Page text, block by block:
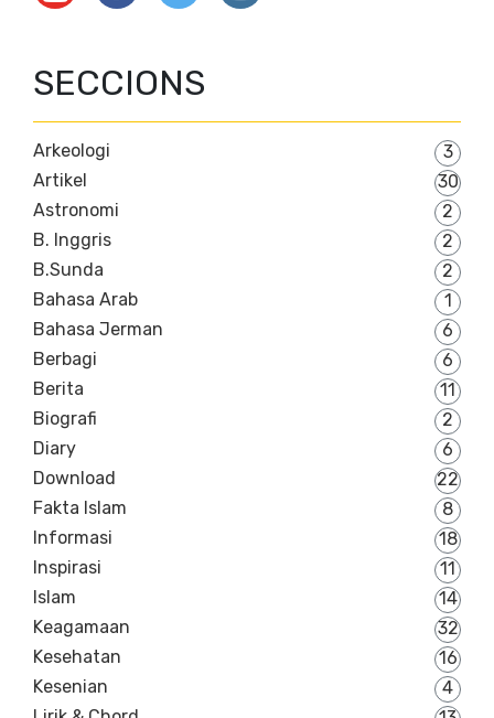
SECCIONS
Arkeologi
3
Artikel
30
Astronomi
2
B. Inggris
2
B.Sunda
2
Bahasa Arab
1
Bahasa Jerman
6
Berbagi
6
Berita
11
Biografi
2
Diary
6
Download
22
Fakta Islam
8
Informasi
18
Inspirasi
11
Islam
14
Keagamaan
32
Kesehatan
16
Kesenian
4